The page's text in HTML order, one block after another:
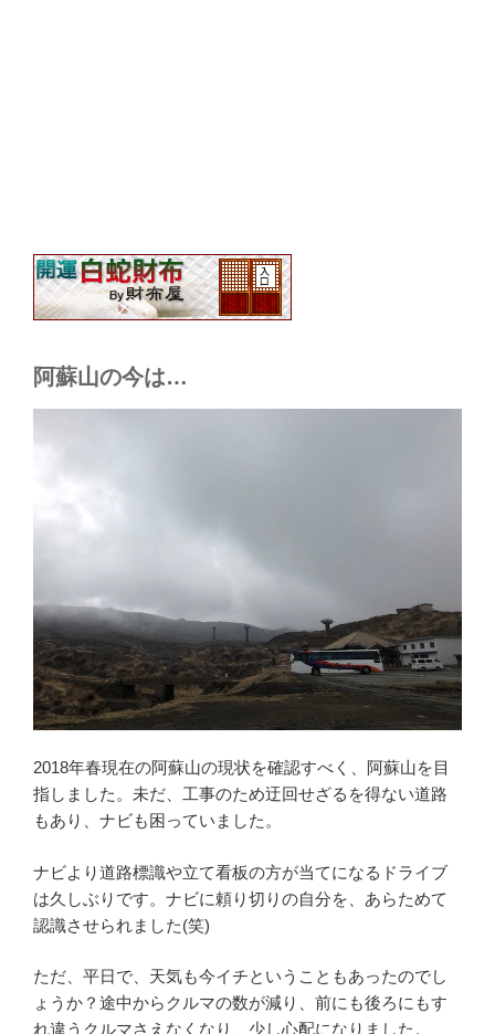
阿蘇山の今は…
2018年春現在の阿蘇山の現状を確認すべく、阿蘇山を目
指しました。未だ、工事のため迂回せざるを得ない道路
もあり、ナビも困っていました。
ナビより道路標識や立て看板の方が当てになるドライブ
は久しぶりです。ナビに頼り切りの自分を、あらためて
認識させられました(笑)
ただ、平日で、天気も今イチということもあったのでし
ょうか？途中からクルマの数が減り、前にも後ろにもす
れ違うクルマさえなくなり、少し心配になりました。